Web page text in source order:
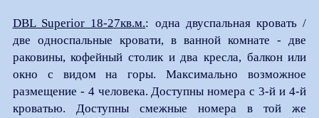
DBL Superior 18-27кв.м.: одна двуспальная кровать /
две односпальные кровати, в ванной комнате - две
раковины, кофейный столик и два кресла, балкон или
окно с видом на горы. Максимально возможное
размещение - 4 человека. Доступны номера с 3-й и 4-й
кроватью. Доступны смежные номера в той же